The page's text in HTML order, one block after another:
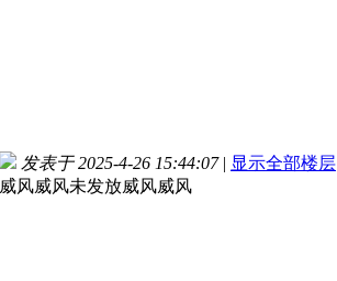
发表于 2025-4-26 15:44:07 | 显示全部楼层
威风威风未发放威风威风